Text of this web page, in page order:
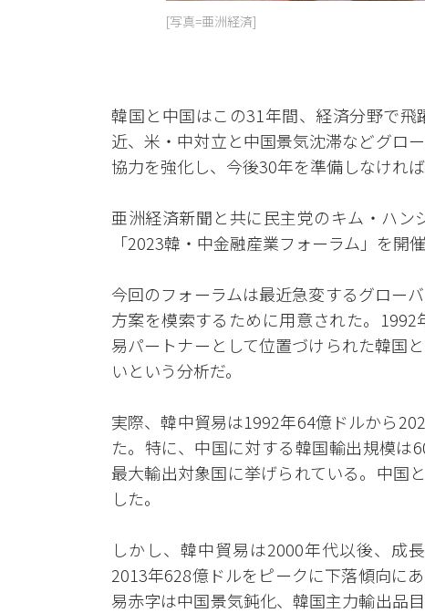
[写真=亜洲経済]
韓国と中国はこの31年間、経済分野で
近、米・中対立と中国景気沈滞などグロ
協力を強化し、今後30年を準備しなけれ
亜洲経済新聞と共に民主党のキム・ハ
「2023韓・中金融産業フォーラム」を開催
今回のフォーラムは最近急変するグロー
方案を模索するために用意された。
易パートナーとして位置づけられた韓国
いという分析だ。
実際、韓中貿易は1992年64億ドルから
た。特に、中国に対する韓国輸出規模は
最大輸出対象国に挙げられている。中国
した。
しかし、韓中貿易は2000年代以後、成
2013年628億ドルをピークに下落傾向に
易赤字は中国景気鈍化、韓国主力輸出品